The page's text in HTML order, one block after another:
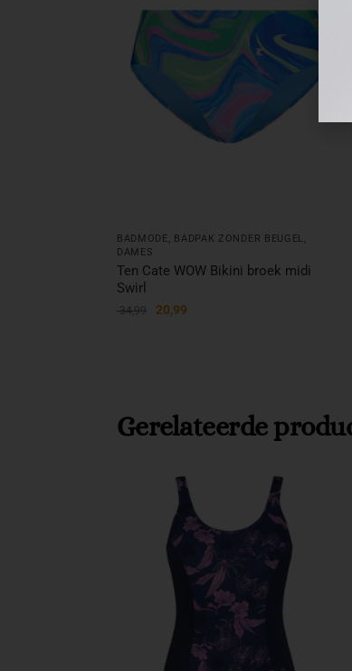
BADMODE BADPAK ZONDER BEUGEL
DAMES
Ten Cate WOW Bikini broek midi
Swirl
34,99 20,99
Gerelateerde